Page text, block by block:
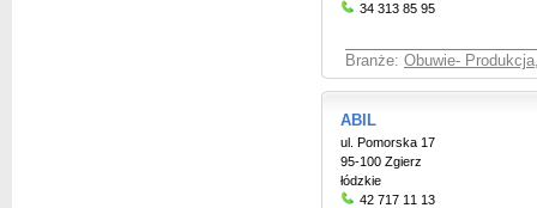
34 313 85 95
Branże: Obuwie-
ABIL
ul. Pomorska 17
95-100 Zgierz
łódzkie
42 717 11 13